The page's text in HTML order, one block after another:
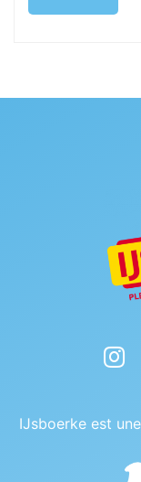
IJsboerke est